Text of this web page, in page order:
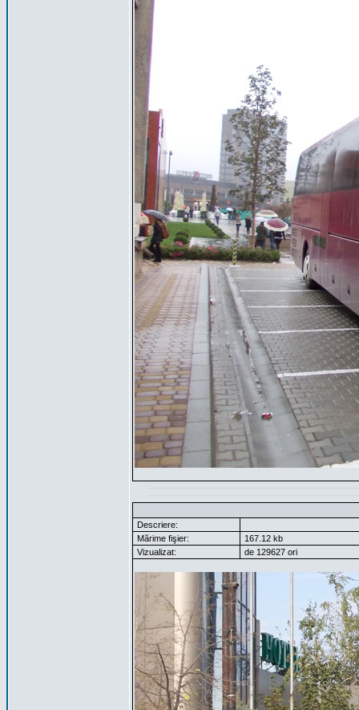
Descriere:
Mărime fişier:
167.12 kb
Vizualizat:
de 129627 ori